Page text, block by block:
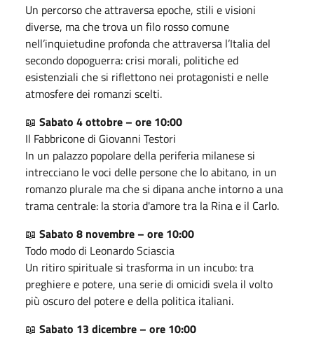
Un percorso che attraversa epoche, stili e visioni
diverse, ma che trova un filo rosso comune
nell’inquietudine profonda che attraversa l’Italia del
secondo dopoguerra: crisi morali, politiche ed
esistenziali che si riflettono nei protagonisti e nelle
atmosfere dei romanzi scelti.
📖 Sabato 4 ottobre – ore 10:00
Il Fabbricone di Giovanni Testori
In un palazzo popolare della periferia milanese si
intrecciano le voci delle persone che lo abitano, in un
romanzo plurale ma che si dipana anche intorno a una
trama centrale: la storia d'amore tra la Rina e il Carlo.
📖 Sabato 8 novembre – ore 10:00
Todo modo di Leonardo Sciascia
Un ritiro spirituale si trasforma in un incubo: tra
preghiere e potere, una serie di omicidi svela il volto
più oscuro del potere e della politica italiani.
📖 Sabato 13 dicembre – ore 10:00